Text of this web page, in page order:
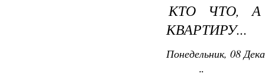
КТО ЧТО, А
КВАРТИРУ...
Понедельник, 08